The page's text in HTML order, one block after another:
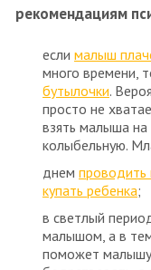
рекомендациям
если малыш
много времени,
бутылочки.
просто не
взять малыша на
колыбельную.
днем проводить
купать ребенка;
в светлый
малышом, а в
поможет